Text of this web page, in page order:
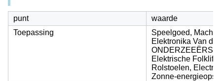
punt
waarde
Toepassing
Speelgoed,
Elektronika Van de
ONDERZEEËRS,
Elektrische
Rolstoelen,
Zonne-